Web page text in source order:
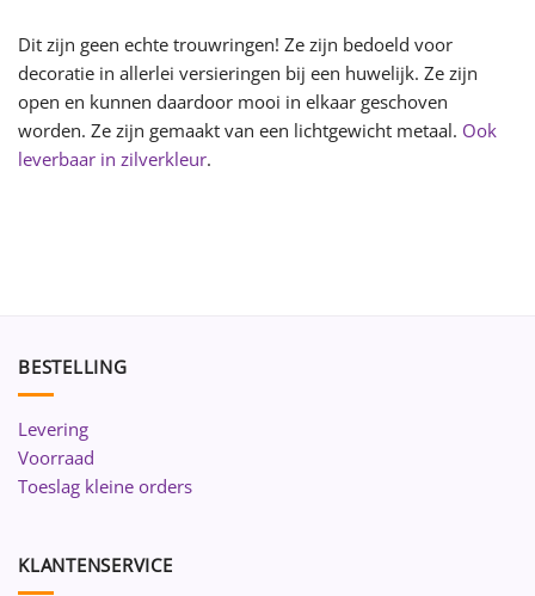
Dit zijn geen echte trouwringen! Ze zijn bedoeld voor
decoratie in allerlei versieringen bij een huwelijk. Ze zijn
open en kunnen daardoor mooi in elkaar geschoven
worden. Ze zijn gemaakt van een lichtgewicht metaal. Ook
leverbaar in zilverkleur.
BESTELLING
Levering
Voorraad
Toeslag kleine orders
KLANTENSERVICE